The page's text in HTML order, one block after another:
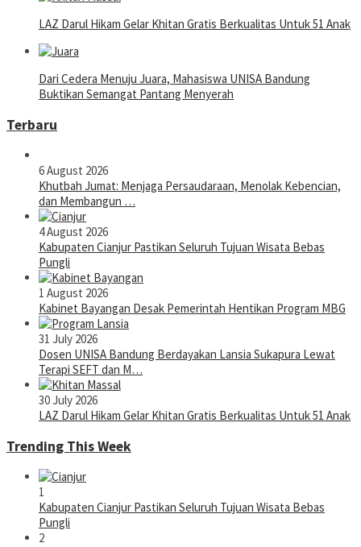
LAZ Darul Hikam Gelar Khitan Gratis Berkualitas Untuk 51 Anak
Dari Cedera Menuju Juara, Mahasiswa UNISA Bandung
Buktikan Semangat Pantang Menyerah
Terbaru
6 August 2026
Khutbah Jumat: Menjaga Persaudaraan, Menolak Kebencian,
dan Membangun …
4 August 2026
Kabupaten Cianjur Pastikan Seluruh Tujuan Wisata Bebas
Pungli
1 August 2026
Kabinet Bayangan Desak Pemerintah Hentikan Program MBG
31 July 2026
Dosen UNISA Bandung Berdayakan Lansia Sukapura Lewat
Terapi SEFT dan M…
30 July 2026
LAZ Darul Hikam Gelar Khitan Gratis Berkualitas Untuk 51 Anak
Trending This Week
1
Kabupaten Cianjur Pastikan Seluruh Tujuan Wisata Bebas
Pungli
2